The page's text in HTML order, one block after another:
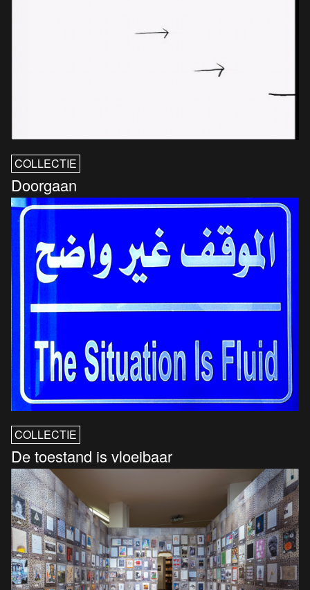
COLLECTIE
Doorgaan
COLLECTIE
De toestand is vloeibaar